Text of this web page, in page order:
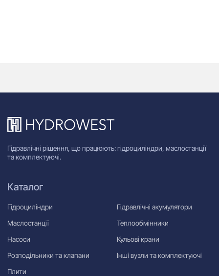
Гідравлічні рішення, що працюють: гідроциліндри, маслостанції
та комплектуючі.
Каталог
Гідроциліндри
Маслостанції
Насоси
Розподільники та клапани
Плити
Гідравлічні акумулятори
Теплообмінники
Кульові крани
Інші вузли та комплектуючі